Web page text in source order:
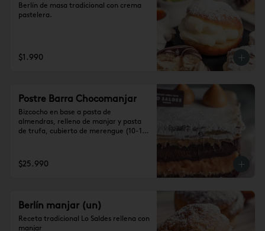
Berlín de masa tradicional con crema
pastelera.
$1.990
Postre Barra Chocomanjar
Bizcocho en base a pasta de
almendras, relleno de manjar y pasta
de trufa, cubierto de merengue (10-12
temperatura ambiente antes de
consumir.
$25.990
Berlín manjar (un)
Receta tradicional Lo Saldes rellena con
manjar